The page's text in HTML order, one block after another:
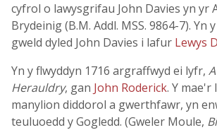
cyfrol o lawysgrifau John Davies yn yr
Brydeinig (B.M. Addl. MSS. 9864-7). Yn
gweld dyled John Davies i lafur Lewys
Yn y flwyddyn 1716 argraffwyd ei lyfr,
Herauldry, gan John Roderick. Y mae'r
manylion diddorol a gwerthfawr, yn
teuluoedd y Gogledd. (Gweler Moule,